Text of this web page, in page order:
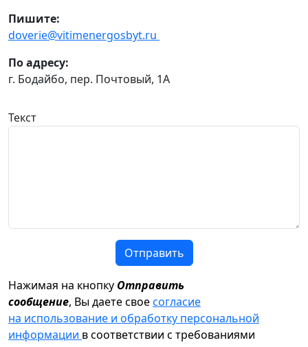
Пишите:
doverie@vitimenergosbyt.ru
По адресу:
г. Бодайбо, пер. Почтовый, 1А
Текст
Отправить
Нажимая на кнопку Отправить
сообщение, Вы даете своесогласие
на использование и обработку персональной
информации в соответствии с требованиями